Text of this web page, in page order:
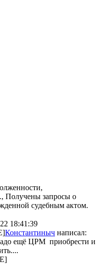
Получены запросы о
судебным актом.
18:41:39
Константиныч написал:
ещё ЦРМ приобрести и